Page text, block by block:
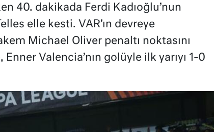
40. dakikada Ferdi Kadıoğlu’nun
elle kesti. VAR’ın devreye
Michael Oliver penaltı noktasını
Valencia’nın golüyle ilk yarıyı 1-0